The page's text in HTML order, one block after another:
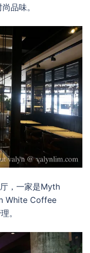
品味。
，一家是Myth
White Coffee
。